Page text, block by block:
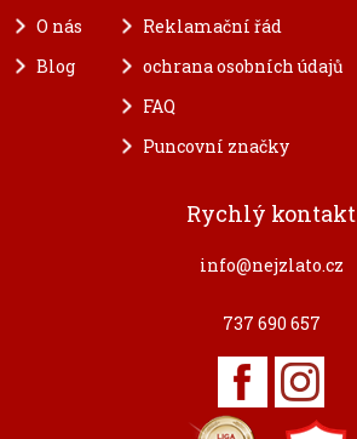
O nás
Blog
Reklamační řád
ochrana osobních údajů
FAQ
Puncovní značky
Rychlý kontakt
info@nejzlato.cz
737 690 657